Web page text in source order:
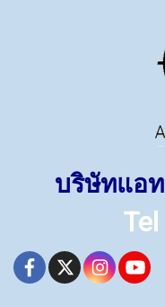
บริษัทแอ
Tel